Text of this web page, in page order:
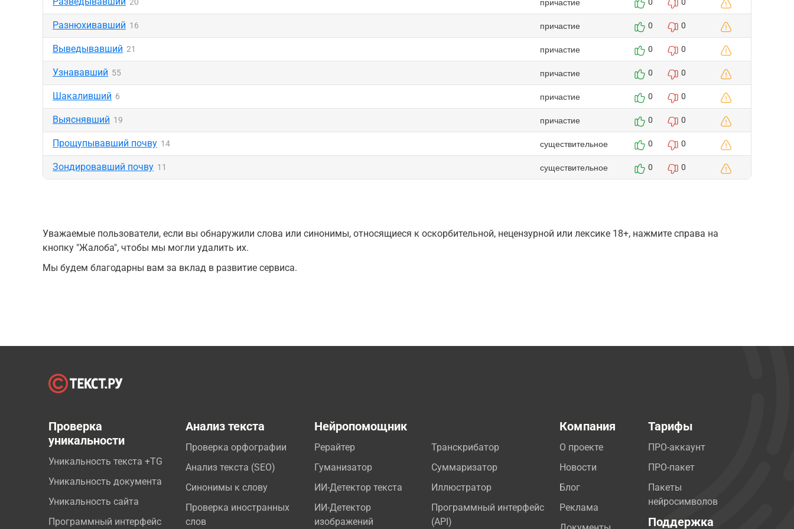
Разнюхивавший 16 причастие 0 0
Выведывавший 21 причастие 0 0
Узнававший 55 причастие 0 0
Шакаливший 6 причастие 0 0
Выяснявший 19 причастие 0 0
Прощупывавший почву 14 существительное 0 0
Зондировавший почву 11 существительное 0 0
Уважаемые пользователи, если вы обнаружили слова или синонимы, относящиеся к оскорбительной, нецензурной или лексике 18+, нажмите справа на
кнопку "Жалоба", чтобы мы могли удалить их.
Мы будем благодарны вам за вклад в развитие сервиса.
Проверка
уникальности
Уникальность текста +TG
Уникальность документа
Уникальность сайта
Программный интерфейс
Анализ текста
Проверка орфографии
Анализ текста (SEO)
Синонимы к слову
Проверка иностранных
слов
Нейропомощник
Рерайтер
Гуманизатор
ИИ-Детектор текста
ИИ-Детектор
изображений
Транскрибатор
Суммаризатор
Иллюстратор
Программный интерфейс
(API)
Компания
О проекте
Новости
Блог
Реклама
Тарифы
ПРО-аккаунт
ПРО-пакет
Пакеты
нейросимволов
Поддержка